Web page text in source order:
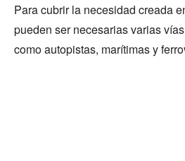
Para cubrir la necesidad creada
pueden ser necesarias varias
como autopistas, marítimas y